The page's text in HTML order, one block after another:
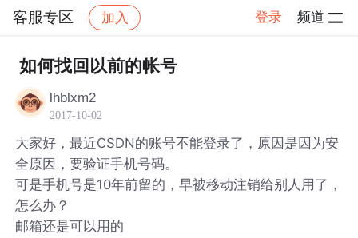
客服专区 加入 登录 频道
社区 客服专区 帖子详情
如何找回以前的帐号
lhblxm2
2017-10-02
大家好，最近CSDN的账号不能登录了，原因是因为安
全原因，要验证手机号码。
可是手机号是10年前留的，早被移动注销给别人用了，
怎么办？
邮箱还是可以用的